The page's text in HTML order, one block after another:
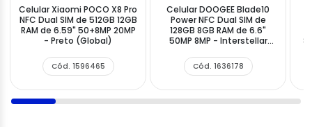
Celular Xiaomi POCO X8 Pro
NFC Dual SIM de 512GB 12GB
RAM de 6.59" 50+8MP 20MP
- Preto (Global)
Cód. 1596465
Celular DOOGEE Blade10
Power NFC Dual SIM de
128GB 8GB RAM de 6.6"
50MP 8MP - Interstellar
Cód. 1636178